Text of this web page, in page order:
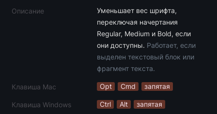
Описание
Уменьшает вес шрифта,
переключая начертания
Regular, Medium и Bold, если
они доступны. Работает, если
выделен текстовый блок или
фрагмент текста.
Клавиша Mac Opt Cmd запятая
Клавиша Windows Ctrl Alt запятая